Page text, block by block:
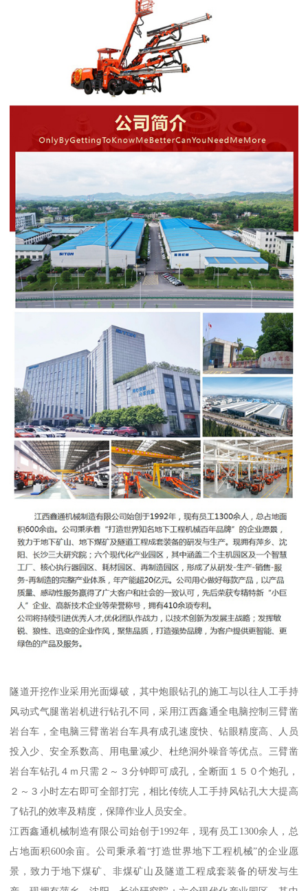
隧道开挖作业采用光面爆破，其中炮眼钻孔的施工与以往人工手持
风动式气腿凿岩机进行钻孔不同，采用江西鑫通全电脑控制三臂凿
岩台车，全电脑三臂凿岩台车具有成孔速度快、钻眼精度高、人员
投入少、安全系数高、用电量减少、杜绝洞外噪音等优点。三臂凿
岩台车钻孔４ｍ只需２～３分钟即可成孔，全断面１５０个炮孔，
２～３小时左右即可全部打完，相比传统人工手持风钻孔大大提高
了钻孔的效率及精度，保障作业人员安全。
江西鑫通机械制造有限公司始创于1992年，现有员工1300余人，总
占地面积600余亩。公司秉承着“打造世界地下工程机械”的企业愿
景，致力于地下煤矿、非煤矿山及隧道工程成套装备的研发与生